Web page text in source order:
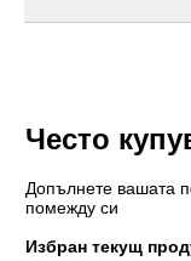
Често
Допълнете вашата
помежду си
Избран текущ